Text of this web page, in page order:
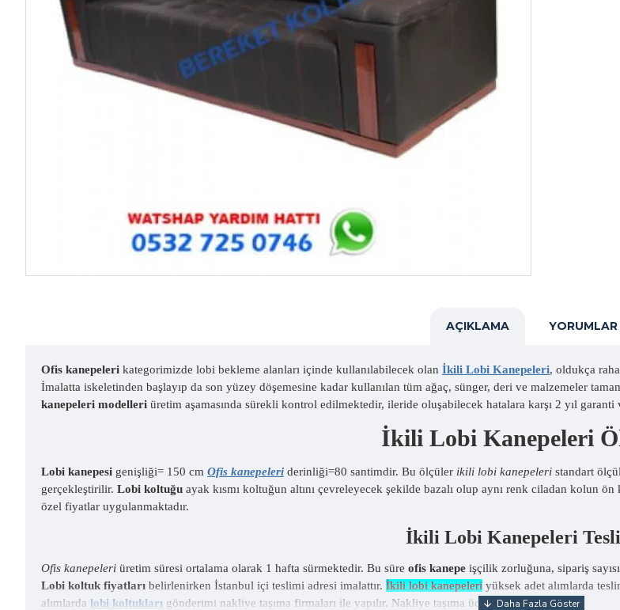
AÇIKLAMA YORUMLAR
Ofis kanepeleri kategorimizde lobi bekleme alanları içinde kullanılabilecek olan İkili Lobi Kanepeleri, oldukça
İmalatta iskeletinden başlayıp da son yüzey döşemesine kadar kullanılan tüm ağaç, sünger, deri ve malzemeler
kanepeleri modelleri üretim aşamasında sürekli kontrol edilmektedir, ileride oluşabilecek hatalara karşı 2 yıl garanti
İkili Lobi Kanepeleri
Lobi kanepesi genişliği= 150 cm Ofis kanepeleri derinliği=80 santimdir. Bu ölçüler ikili lobi kanepeleri standart
gerçekleştirilir. Lobi koltuğu ayak kısmı koltuğun altını çevreleyecek şekilde bazalı olup aynı renk ciladan kolun ön
özel fiyatlar uygulanmaktadır.
İkili Lobi Kanepeleri
Ofis kanepeleri üretim süresi ortalama olarak 1 hafta sürmektedir. Bu süre ofis kanepe işçilik zorluğuna, sipariş
Lobi koltuk fiyatları belirlenirken İstanbul içi teslimi adresi imalattır. İkili lobi kanepeleri yüksek adet alımlarda
alımlarda lobi koltukları gönderimi nakliye taşıma firmaları ile yapılır. Nakliye taşıma ücreti alıcıya aittir.